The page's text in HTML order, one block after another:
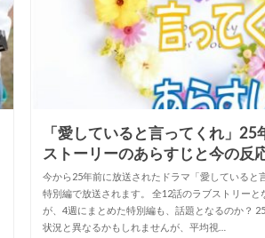
「愛していると言ってくれ」25
ストーリーのあらすじと今の反
今から25年前に放送されたドラマ「愛していると
特別編で放送されます。 全12話のラブストリーと
が、4週にまとめた特別編も、話題となるのか？
状況と異なるかもしれませんが、平均視…